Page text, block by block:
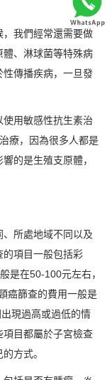
，我們經常還需要做
、淋球菌等特殊病
傳播疾病，一旦發
用敏感性抗生素治
療，因為很多人都是
的是生殖支原體，
所處地域不同以及
的項目一般包括彩
是在50-100元左右，
癌篩查的費用一般是
現過高或過低的情
目都屬於子宮檢查
方式。